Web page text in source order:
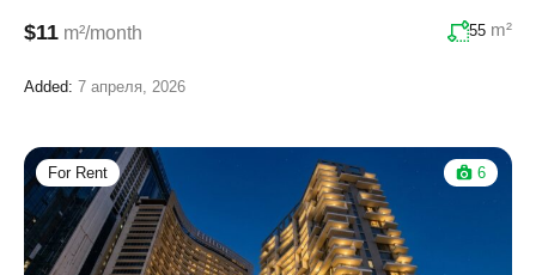
$11 m²/month 55 m²
Added: 7 апреля, 2026
For Rent 6